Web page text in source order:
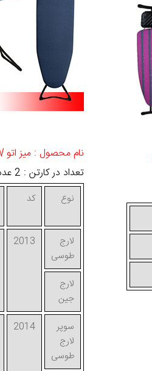
نام محصول : میز اتو W
تعداد در کارتن : 2 عدد
نوع کد
لارج
طوسی
2013
لارج
جین
سوپر
لارج
طوسی
2014